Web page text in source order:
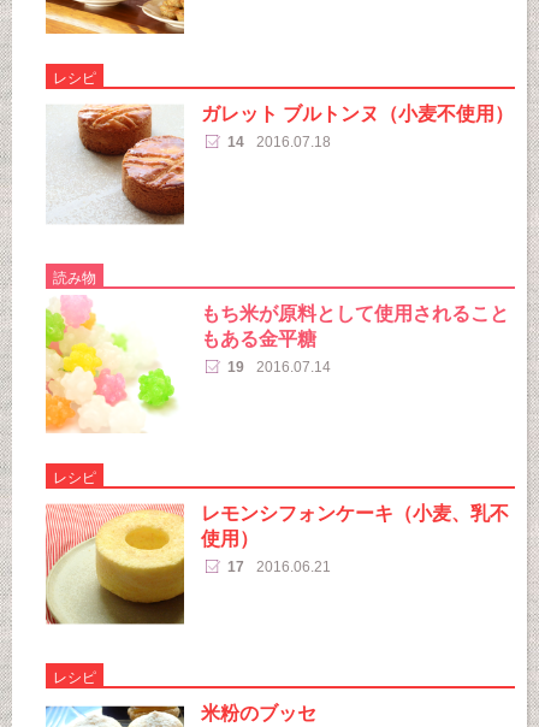
レシピ
ガレット ブルトンヌ（小麦不使用）
14 2016.07.18
読み物
もち米が原料として使用されること
もある金平糖
19 2016.07.14
レシピ
レモンシフォンケーキ（小麦、乳不
使用）
17 2016.06.21
レシピ
米粉のブッセ